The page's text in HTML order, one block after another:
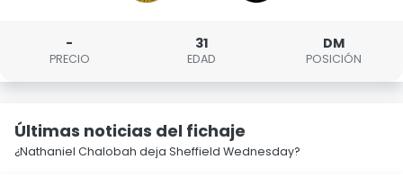
-
PRECIO
31
EDAD
DM
POSICIÓN
Últimas noticias del fichaje
¿Nathaniel Chalobah deja Sheffield Wednesday?